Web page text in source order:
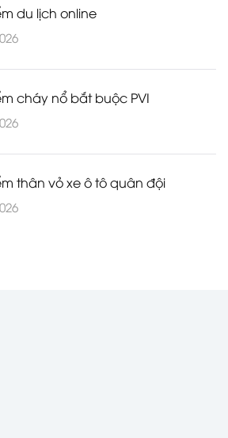
du lịch online
cháy nổ bắt buộc PVI
thân vỏ xe ô tô quân đội